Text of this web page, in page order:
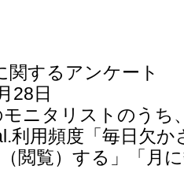
関するアンケート
28日
ニタリストのうち
利用頻度「毎日欠か
閲覧）する」「月